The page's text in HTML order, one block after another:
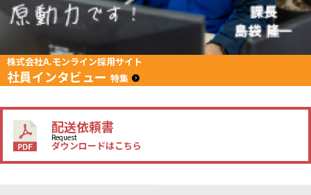
株式会社A.モンライン採用サイト
社員インタビュー 特集
配送依頼書
Request
ダウンロードはこちら